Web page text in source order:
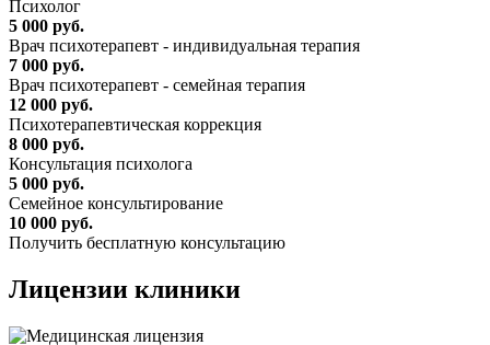
Психолог
5 000 руб.
Врач психотерапевт - индивидуальная терапия
7 000 руб.
Врач психотерапевт - семейная терапия
12 000 руб.
Психотерапевтическая коррекция
8 000 руб.
Консультация психолога
5 000 руб.
Семейное консультирование
10 000 руб.
Получить бесплатную консультацию
Лицензии клиники